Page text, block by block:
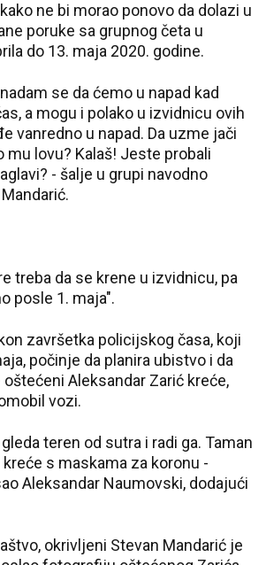
ne bi morao ponovo da dolazi u
poruke sa grupnog četa u
do 13. maja 2020. godine.
se da ćemo u napad kad
a mogu i polako u izvidnicu ovih
vanredno u napad. Da uzme jači
mu lovu? Kalaš! Jeste probali
- šalje u grupi navodno
treba da se krene u izvidnicu, pa
posle 1. maja".
završetka policijskog časa, koji
počinje da planira ubistvo i da
Aleksandar Zarić kreće,
vozi.
teren od sutra i radi ga. Taman
s maskama za koronu -
Aleksandar Naumovski, dodajući
okrivljeni Stevan Mandarić je